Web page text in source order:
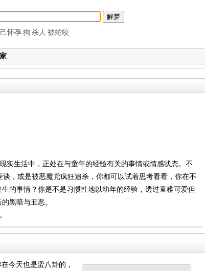
怀孕 狗 杀人 被蛇咬
实生活中，正处在与童年的经验有关的事情或情感状态。不
，或是被恶魔党疯狂追杀，你都可以试着思考看看，你在不
的事情？你是不是习惯性地以幼年的经验，透过童稚可爱但
黑暗与丑恶。
今天也是蛮八卦的，